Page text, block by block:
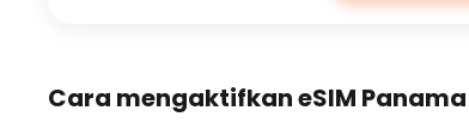
Cara mengaktifkan eSIM